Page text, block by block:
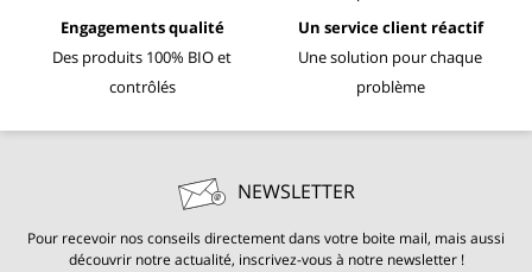
Engagements qualité
Des produits 100% BIO et
contrôlés
Un service client réactif
Une solution pour chaque
problème
NEWSLETTER
Pour recevoir nos conseils directement dans votre boite mail, mais aussi
découvrir notre actualité, inscrivez-vous à notre newsletter !